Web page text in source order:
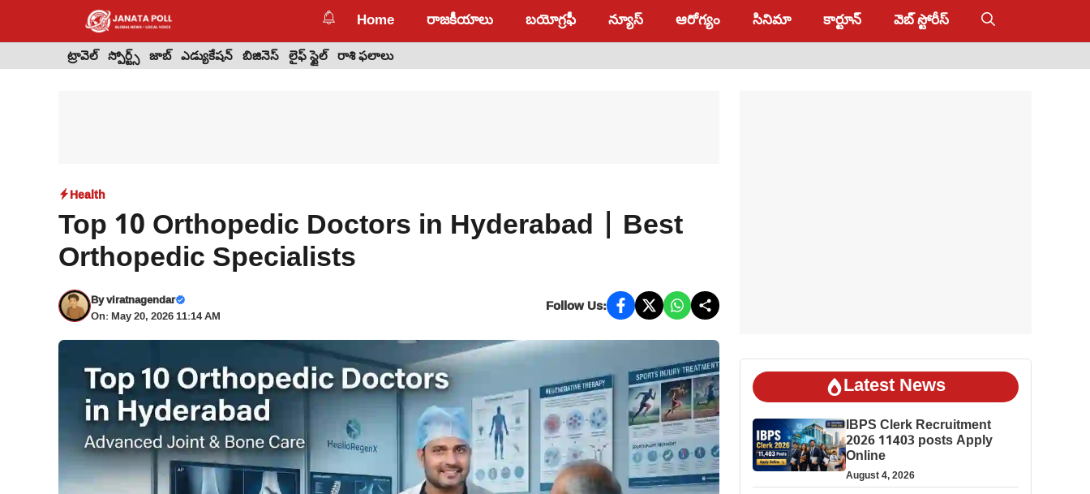
content
Home రాజకీయాలు బయోగ్రఫీ న్యూస్ ఆరోగ్యం సినిమా కార్టూన్ వెబ్ స్టోరీస్
ట్రావెల్ స్పోర్ట్స్ జాబ్ ఎడ్యుకేషన్ బిజినెస్ లైఫ్ స్టైల్ రాశి ఫలాలు
Health
Top 10 Orthopedic Doctors in Hyderabad | Best
Orthopedic Specialists
Byviratnagendar
On: May 20, 2026 11:14 AM
Follow Us:
Latest News
IBPS Clerk Recruitment
2026 11403 posts Apply
Online
August 4, 2026